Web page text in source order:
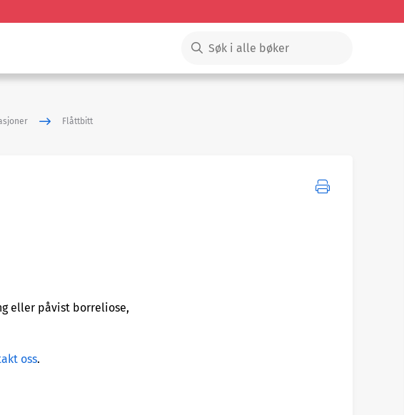
Flåttbitt
eller påvist borreliose,
oss.